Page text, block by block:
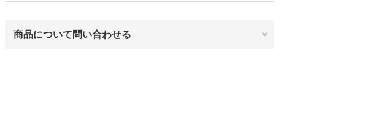
商品について問い合わせる